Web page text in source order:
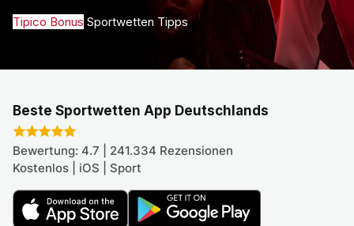
Tipico Bonus Sportwetten Tipps
Beste Sportwetten App Deutschlands
Bewertung: 4.7 | 241.334 Rezensionen
Kostenlos | iOS | Sport